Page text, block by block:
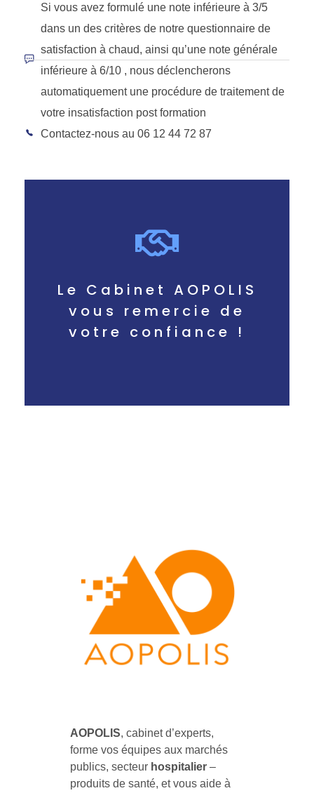
Si vous avez formulé une note inférieure à 3/5
dans un des critères de notre questionnaire de
satisfaction à chaud, ainsi qu’une note générale
inférieure à 6/10 , nous déclencherons
automatiquement une procédure de traitement de
votre insatisfaction post formation
Contactez-nous au 06 12 44 72 87
Le Cabinet AOPOLIS
vous remercie de
votre confiance !
AOPOLIS, cabinet d’experts,
forme vos équipes aux marchés
publics, secteur hospitalier –
produits de santé, et vous aide à